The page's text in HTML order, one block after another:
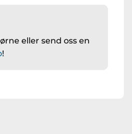
eller send oss en
!